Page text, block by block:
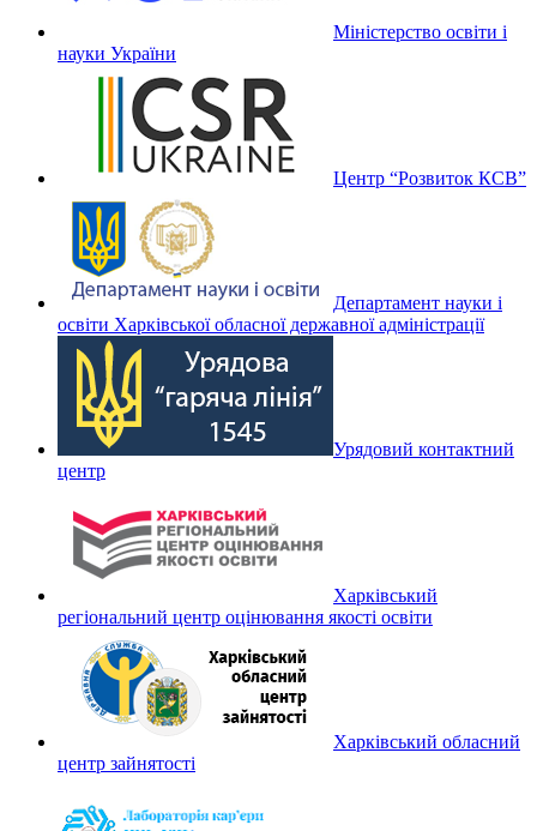
Міністерство освіти і
науки України
Центр “Розвиток КСВ”
Департамент науки і
освіти Харківської обласної державної адміністрації
Урядовий контактний
центр
Харківський
регіональний центр оцінювання якості освіти
Харківський обласний
центр зайнятості